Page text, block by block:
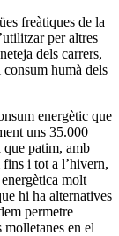
freàtiques de la
per altres
dels carrers,
humà dels
energètic que
uns 35.000
que patim, amb
fins i tot a l’hivern,
molt
hi ha alternatives
permetre
molletanes en el